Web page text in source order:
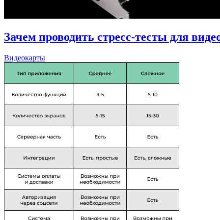
Зачем проводить стресс-тесты для
Видеокарты